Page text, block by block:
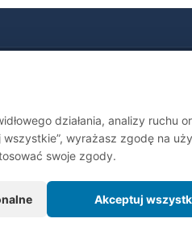
rynku, co pozwoli Ci lepiej
co może
sukcesu w biznesie.
działania, analizy ruchu
wyrażasz zgodę na
swoje zgody.
Akceptuj